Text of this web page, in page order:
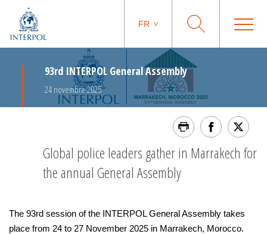
FR
93rd INTERPOL General Assembly
24 novembre 2025
Global police leaders gather in Marrakech for
the annual General Assembly
The 93rd session of the INTERPOL General Assembly takes
place from 24 to 27 November 2025 in Marrakech, Morocco.